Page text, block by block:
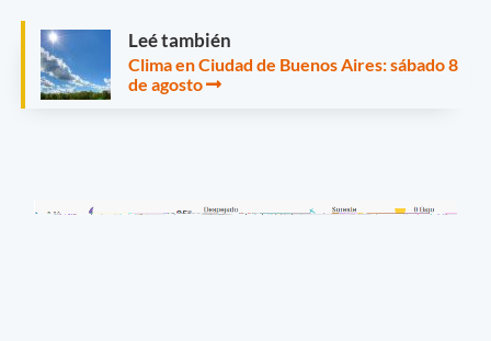
Leé también
Clima en Ciudad de Buenos Aires: sábado 8
de agosto